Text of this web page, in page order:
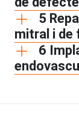
5
mitral i de
6